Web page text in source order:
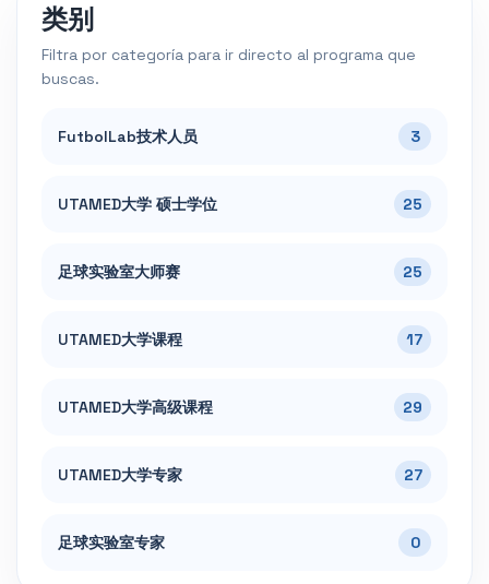
类别
Filtra por categoría para ir directo al programa que
buscas.
FutbolLab技术人员 3
UTAMED大学 硕士学位 25
足球实验室大师赛 25
UTAMED大学课程 17
UTAMED大学高级课程 29
UTAMED大学专家 27
足球实验室专家 0